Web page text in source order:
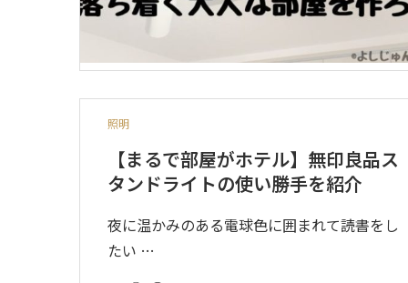
照明
【まるで部屋がホテル】無印良品ス
タンドライトの使い勝手を紹介
夜に温かみのある電球色に囲まれて読書をし
たい …